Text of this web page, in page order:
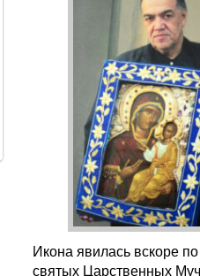
Икона явилась вскоре
святых Царственных